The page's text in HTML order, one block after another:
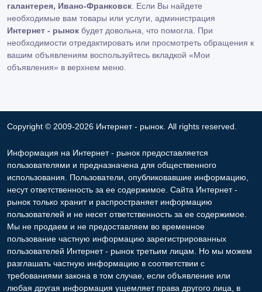
галантерея, Ивано-Франковск . Если Вы найдете
необходимые вам товары или услуги, администрация
Интернет - рынок будет довольна, что помогла. При
необходимости отредактировать или просмотреть обращения к
вашим объявлениям воспользуйтесь вкладкой «Мои
объявления» в верхнем меню.
Copyright © 2009-2026 Интернет - рынок. All rights reserved.
Информация на Интернет - рынок предоставляется
пользователями и предназначена для общественного
использования. Пользователи, опубликовавшие информацию,
несут ответственность за ее содержимое. Сайта Интернет -
рынок только хранит и распространяет информацию
пользователей и не несет ответственность за ее содержимое.
Мы не продаем и не предоставляем во временное
пользование частную информацию зарегистрированных
пользователей Интернет - рынок третьим лицам. Но мы можем
разглашать частную информацию в соответствии с
требованиями закона в том случае, если объявление или
любая другая информация ущемляет права другого лица, в